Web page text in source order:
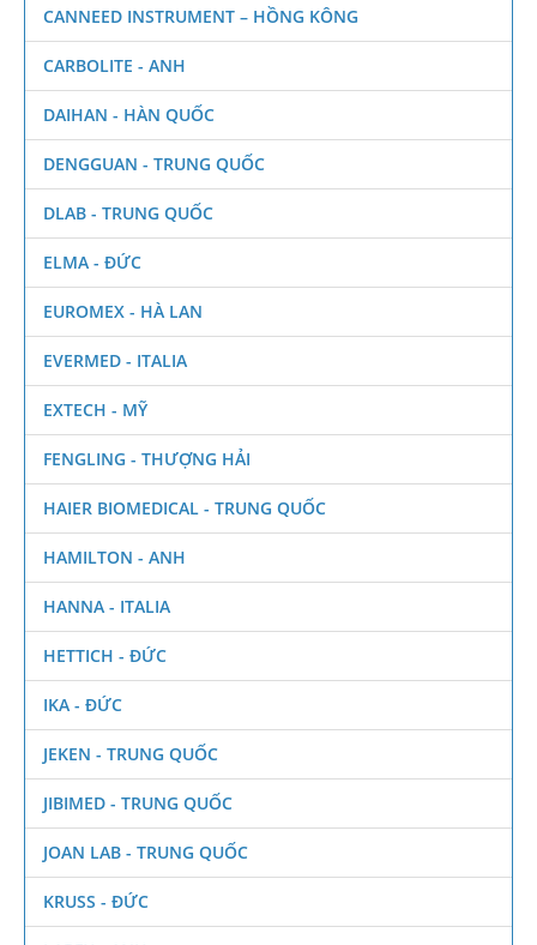
CANNEED INSTRUMENT – HỒNG KÔNG
CARBOLITE - ANH
DAIHAN - HÀN QUỐC
DENGGUAN - TRUNG QUỐC
DLAB - TRUNG QUỐC
ELMA - ĐỨC
EUROMEX - HÀ LAN
EVERMED - ITALIA
EXTECH - MỸ
FENGLING - THƯỢNG HẢI
HAIER BIOMEDICAL - TRUNG QUỐC
HAMILTON - ANH
HANNA - ITALIA
HETTICH - ĐỨC
IKA - ĐỨC
JEKEN - TRUNG QUỐC
JIBIMED - TRUNG QUỐC
JOAN LAB - TRUNG QUỐC
KRUSS - ĐỨC